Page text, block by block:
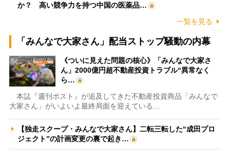
か？ 高い競争力を持つ中国の医薬品…
一覧を見る
「みんなで大家さん」配当ストップ騒動の内幕
《ついに見えた問題の核心》「みんなで大家さ
ん」2000億円超不動産投資トラブル“異常なく
ら…
本誌『週刊ポスト』が追及してきた不動産投資商品「みんなで
大家さん」がいよいよ最終局面を迎えている…
【独走スクープ・みんなで大家さん】二転三転した“成田プロ
ジェクト”の計画変更の裏で起き…